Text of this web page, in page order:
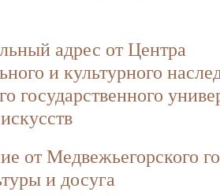
адрес от Центра
и культурного
государственного
от Медвежьегорского
и досуга